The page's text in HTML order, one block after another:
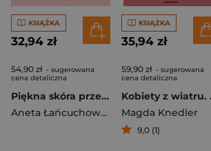
KSIĄŻKA
32,94 zł
54,90 zł - sugerowana
cena detaliczna
Piękna skóra przez cały rok
Aneta Łańcuchowska
Wasilewska
KSIĄŻKA
35,94 zł
59,90 zł - sugerowana
cena detaliczna
Magda Knedler
9,0 (1)